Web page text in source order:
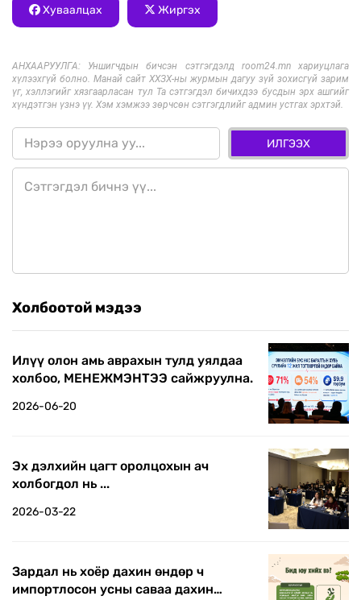
Хуваалцах Жиргэх
АНХААРУУЛГА: Уншигчдын бичсэн сэтгэгдэлд room24.mn хариуцлага
хүлээхгүй болно. Манай сайт ХХЗХ-ны журмын дагуу зүй зохисгүй зарим
үг, хэллэгийг хязгаарласан тул Та сэтгэгдэл бичихдээ бусдын эрх ашгийг
хүндэтгэн үзнэ үү. Хэм хэмжээ зөрчсөн сэтгэгдлийг админ устгах эрхтэй.
ИЛГЭЭХ
Холбоотой мэдээ
Илүү олон амь аврахын тулд уялдаа
холбоо, МЕНЕЖМЭНТЭЭ сайжруулна.
2026-06-20
Эх дэлхийн цагт оролцохын ач
холбогдол нь ...
2026-03-22
Зардал нь хоёр дахин өндөр ч
импортлосон усны саваа дахин